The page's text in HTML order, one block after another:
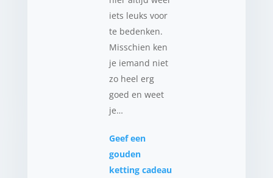
iets leuks voor
te bedenken.
Misschien ken
je iemand niet
zo heel erg
goed en weet
je…
Geef een
gouden
ketting cadeau